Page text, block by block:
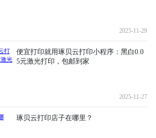
2025-11-29
便宜打印就用琢贝云打印小程序：黑白0.0
5元激光打印，包邮到家
2025-11-27
琢贝云打印店子在哪里？